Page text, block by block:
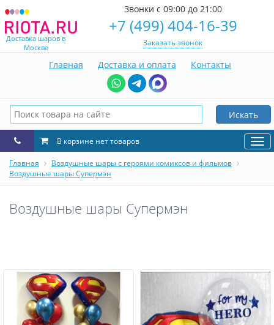
Доставка шаров в
Москве
Звонки с 09:00 до 21:00
+7 (499) 404-16-39
Заказать звонок
Главная Доставка и оплата Контакты
Искать
В корзине нет товаров
Главная
Воздушные шары с героями комиксов и фильмов
Воздушные шары Супермэн
Воздушные шары Супермэн